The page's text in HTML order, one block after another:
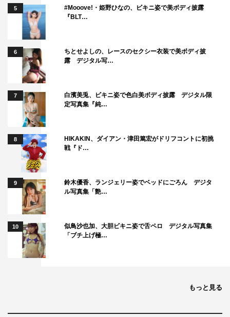
『ぐるぐるナインティナイン2時間SP』©日本テレビ
番組情報
『ぐるぐるナインティナイン2時間SP』
日本テレビ系
2023年10月12日（木）午後7時～9時
出演者：ナインティナイン（岡村隆史、矢部浩之）
■ゴチになります！24
増田貴久（NEWS）、宮野真守、盛山晋太郎（見取り
図）、小芝風花
5
#Mooove!・姫野ひなの、ビキニ姿で美ボディ披露
『BLT…
6
ちとせよしの、レースのセクシー衣装で美ボディ披
露 デジタル写…
7
白濱美兎、ビキニ姿で色白美ボディ披露 デジタル限
定写真集『純…
8
HIKAKIN、ダイアン・津田篤宏がドリフコントに初挑
戦『ド…
9
鈴木優香、ランジェリー姿でベッドにごろん デジタ
ル写真集「艶…
10
似鳥沙也加、大胆ビキニ姿で舌ペロ デジタル写真集
「ブチ上げ極…
もっと見る